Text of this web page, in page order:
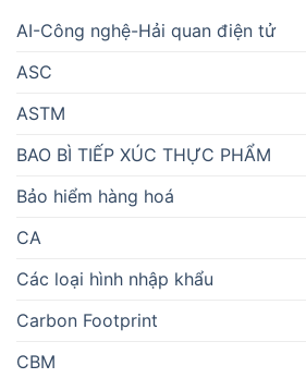
AI-Công nghệ-Hải quan điện tử
ASC
ASTM
BAO BÌ TIẾP XÚC THỰC PHẨM
Bảo hiểm hàng hoá
CA
Các loại hình nhập khẩu
Carbon Footprint
CBM